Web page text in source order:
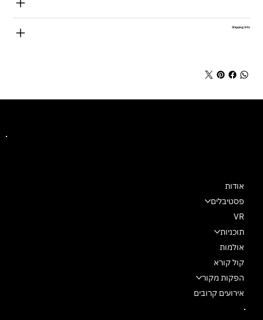
Shipping Info
אודות
פסטיבלים
VR
תוכניות
אולמות
קול קורא
הפקות מקור
אירועים קרובים